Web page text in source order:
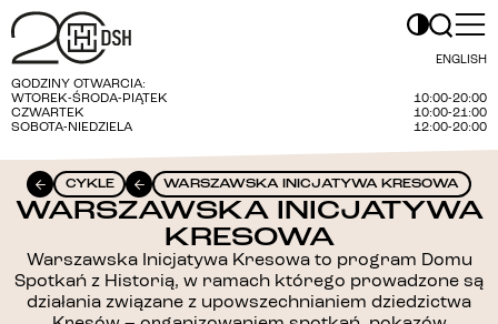
ENGLISH
GODZINY OTWARCIA:
WTOREK-ŚRODA-PIĄTEK
10:00-20:00
CZWARTEK
10:00-21:00
SOBOTA-NIEDZIELA
12:00-20:00
CYKLE WARSZAWSKA INICJATYWA KRESOWA
WARSZAWSKA INICJATYWA
KRESOWA
Warszawska Inicjatywa Kresowa to program Domu
Spotkań z Historią, w ramach którego prowadzone są
działania związane z upowszechnianiem dziedzictwa